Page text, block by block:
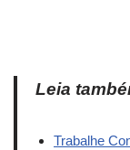
Leia
Trabalhe